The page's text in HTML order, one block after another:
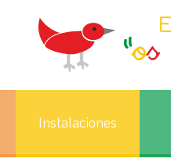
Instalaciones